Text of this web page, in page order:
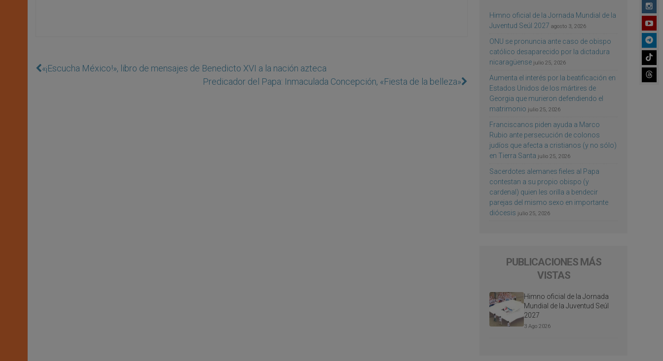
«¡Escucha México!», libro de mensajes de Benedicto XVI a la nación azteca
Predicador del Papa: Inmaculada Concepción, «Fiesta de la belleza»
Himno oficial de la Jornada Mundial de la
Juventud Seúl 2027 agosto 3, 2026
ONU se pronuncia ante caso de obispo
católico desaparecido por la dictadura
nicaragüense julio 25, 2026
Aumenta el interés por la beatificación en
Estados Unidos de los mártires de
Georgia que murieron defendiendo el
matrimonio julio 25, 2026
Franciscanos piden ayuda a Marco
Rubio ante persecución de colonos
judíos que afecta a cristianos (y no sólo)
en Tierra Santa julio 25, 2026
Sacerdotes alemanes fieles al Papa
contestan a su propio obispo (y
cardenal) quien les orilla a bendecir
parejas del mismo sexo en importante
diócesis julio 25, 2026
PUBLICACIONES MÁS
VISTAS
Himno oficial de la Jornada
Mundial de la Juventud Seúl
2027
3 Ago 2026